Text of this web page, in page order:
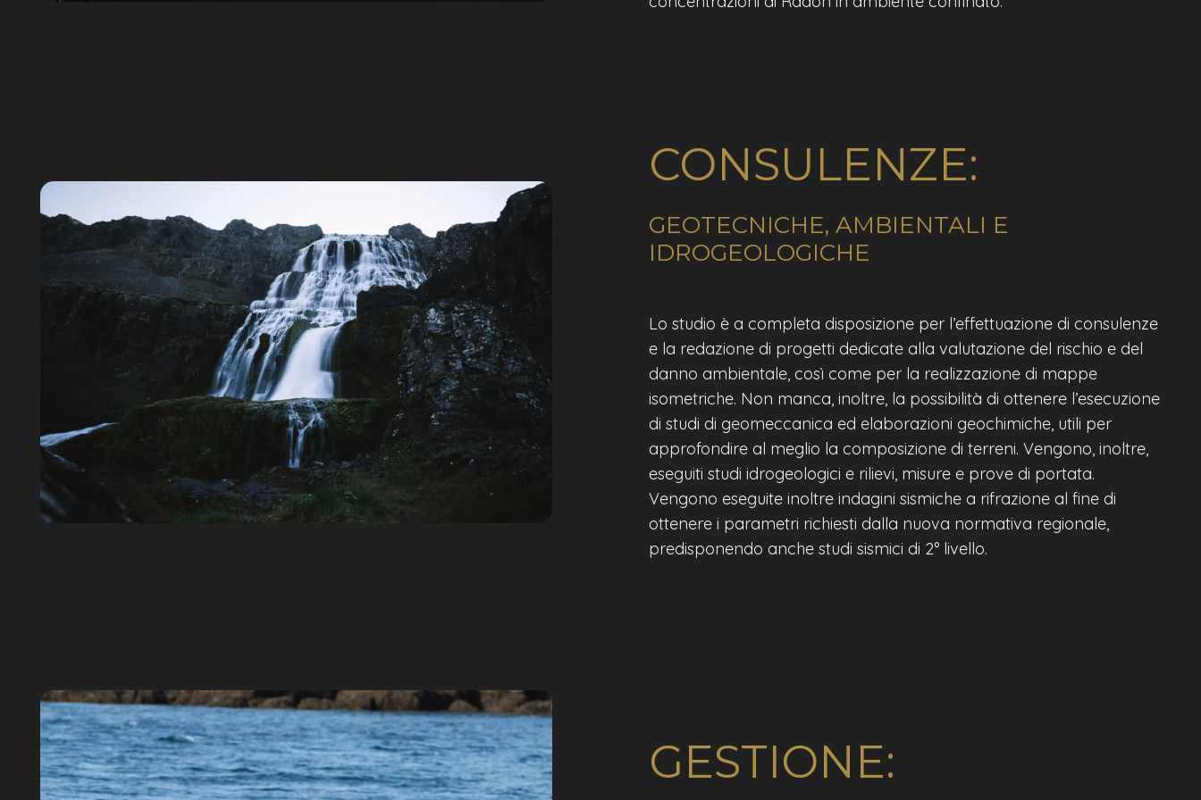
CONSULENZE:
GEOTECNICHE, AMBIENTALI E
IDROGEOLOGICHE
Lo studio è a completa disposizione per l’effettuazione di consulenze
e la redazione di progetti dedicate alla valutazione del rischio e del
danno ambientale, così come per la realizzazione di mappe
isometriche. Non manca, inoltre, la possibilità di ottenere l’esecuzione
di studi di geomeccanica ed elaborazioni geochimiche, utili per
approfondire al meglio la composizione di terreni. Vengono, inoltre,
eseguiti studi idrogeologici e rilievi, misure e prove di portata.
Vengono eseguite inoltre indagini sismiche a rifrazione al fine di
ottenere i parametri richiesti dalla nuova normativa regionale,
predisponendo anche studi sismici di 2° livello.
GESTIONE: